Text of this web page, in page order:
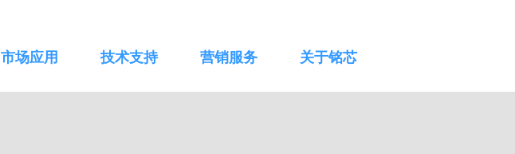
市场应用 技术支持 营销服务 关于铭芯